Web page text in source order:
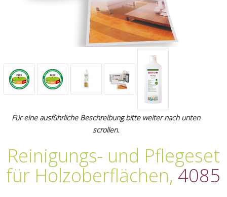
Für eine ausführliche Beschreibung bitte weiter nach unten
scrollen.
Reinigungs- und Pflegeset
für Holzoberflächen,4085